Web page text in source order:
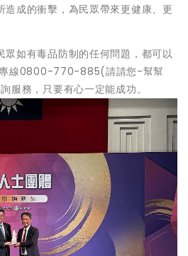
造成的衝擊，為民眾帶來更健康、更
眾如有毒品防制的任何問題，都可以
專線0800-770-885(請請您-幫幫
服務，只要有心一定能成功。